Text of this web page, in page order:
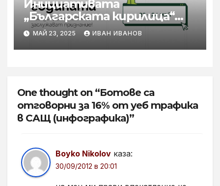
Инициативата
„Българската кирилица“
остава във фокуса на
конкурса „Сайт на
годината“
МАЙ 23, 2025 ИВАН ИВАНОВ
One thought on “Ботове са
отговорни за 16% от уеб трафика
в САЩ (инфографика)”
Boyko Nikolov каза:
30/09/2012 в 20:01